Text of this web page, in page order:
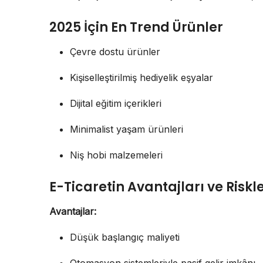
2025 İçin En Trend Ürünler
Çevre dostu ürünler
Kişiselleştirilmiş hediyelik eşyalar
Dijital eğitim içerikleri
Minimalist yaşam ürünleri
Niş hobi malzemeleri
E-Ticaretin Avantajları ve
Avantajlar:
Düşük başlangıç maliyeti